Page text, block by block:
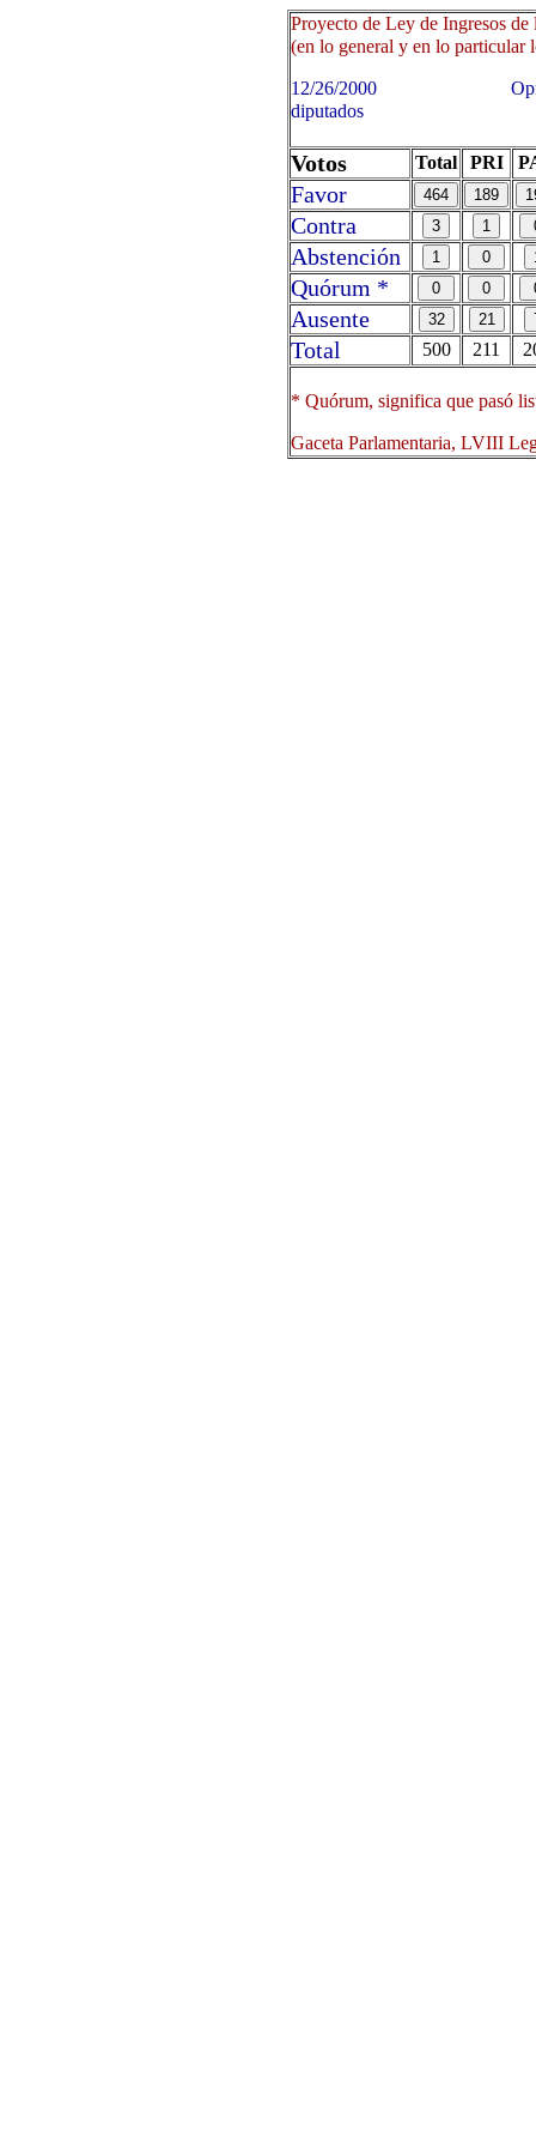
Proyecto de Ley de Ingresos
(en lo general y en lo particular
12/26/2000 Oprima
diputados
Votos Total PRI
Favor
Contra
Abstención
Quórum *
Ausente
Total
500 211
* Quórum, significa que pasó
Gaceta Parlamentaria, LVIII